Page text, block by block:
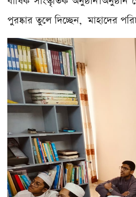
পুরষ্কার তুলে দিচ্ছেন, মাহাদের